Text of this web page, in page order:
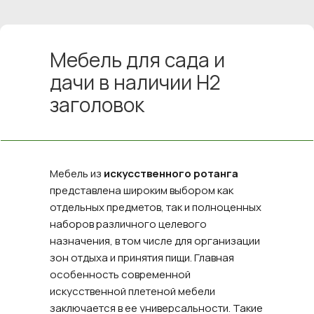
Мебель для сада и
дачи в наличии H2
заголовок
Мебель из искусственного ротанга
представлена широким выбором как
отдельных предметов, так и полноценных
наборов различного целевого
назначения, в том числе для организации
зон отдыха и принятия пищи. Главная
особенность современной
искусственной плетеной мебели
заключается в ее универсальности. Такие